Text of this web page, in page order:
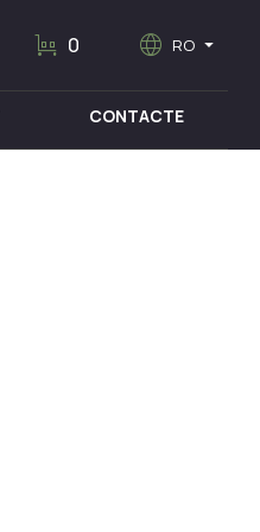
trolley 0 language RO arrow_drop_down
CONTACTE